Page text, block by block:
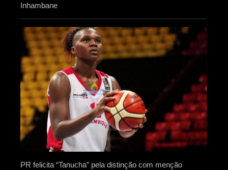
Inhambane
PR felicita “Tanucha” pela distinção com menção